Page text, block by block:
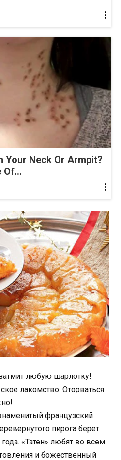
Your Neck Or Armpit?
Of...
любую шарлотку!
лакомство. Оторваться
французский
пирога берет
«Татен» любят во всем
и божественный